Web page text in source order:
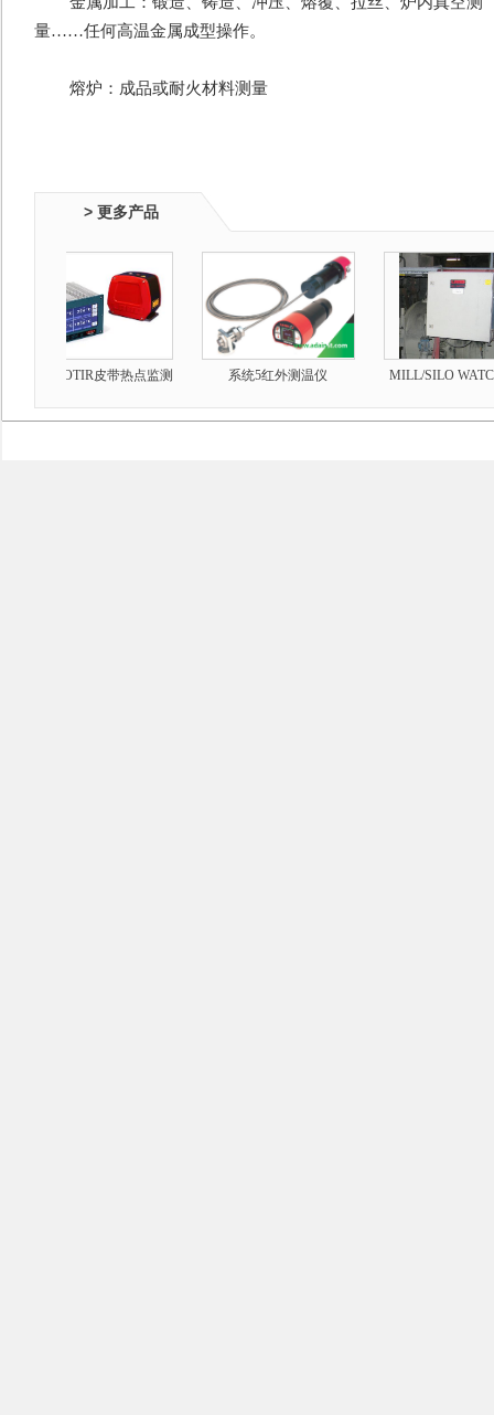
量……任何高温金属成型操作。
	熔炉：成品或耐火材料测量
> 更多产品
HOTSPOTIR皮带热点监测
系统5红外测温仪
MILL/SILO